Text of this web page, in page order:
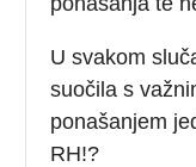
U svakom
suočila s
ponašanjem
RH!?